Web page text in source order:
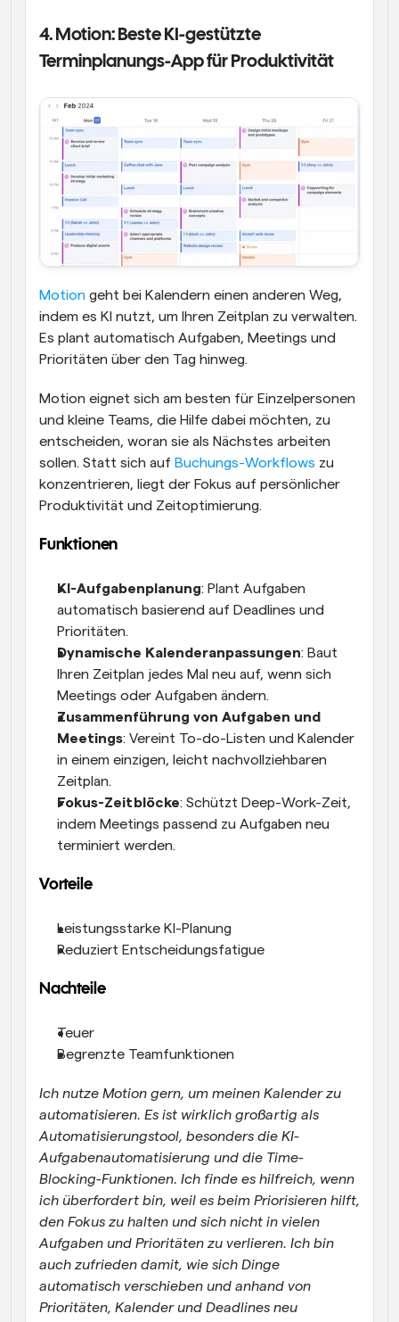
4. Motion: Beste KI-gestützte
Terminplanungs-App für Produktivität
Motion geht bei Kalendern einen anderen Weg,
indem es KI nutzt, um Ihren Zeitplan zu verwalten.
Es plant automatisch Aufgaben, Meetings und
Prioritäten über den Tag hinweg.
Motion eignet sich am besten für Einzelpersonen
und kleine Teams, die Hilfe dabei möchten, zu
entscheiden, woran sie als Nächstes arbeiten
sollen. Statt sich auf Buchungs-Workflows zu
konzentrieren, liegt der Fokus auf persönlicher
Produktivität und Zeitoptimierung.
Funktionen
KI-Aufgabenplanung: Plant Aufgaben
automatisch basierend auf Deadlines und
Prioritäten.
Dynamische Kalenderanpassungen: Baut
Ihren Zeitplan jedes Mal neu auf, wenn sich
Meetings oder Aufgaben ändern.
Zusammenführung von Aufgaben und
Meetings: Vereint To-do-Listen und Kalender
in einem einzigen, leicht nachvollziehbaren
Zeitplan.
Fokus-Zeitblöcke: Schützt Deep-Work-Zeit,
indem Meetings passend zu Aufgaben neu
terminiert werden.
Vorteile
Leistungsstarke KI-Planung
Reduziert Entscheidungsfatigue
Nachteile
Teuer
Begrenzte Teamfunktionen
Ich nutze Motion gern, um meinen Kalender zu
automatisieren. Es ist wirklich großartig als
Automatisierungstool, besonders die KI-
Aufgabenautomatisierung und die Time-
Blocking-Funktionen. Ich finde es hilfreich, wenn
ich überfordert bin, weil es beim Priorisieren hilft,
den Fokus zu halten und sich nicht in vielen
Aufgaben und Prioritäten zu verlieren. Ich bin
auch zufrieden damit, wie sich Dinge
automatisch verschieben und anhand von
Prioritäten, Kalender und Deadlines neu